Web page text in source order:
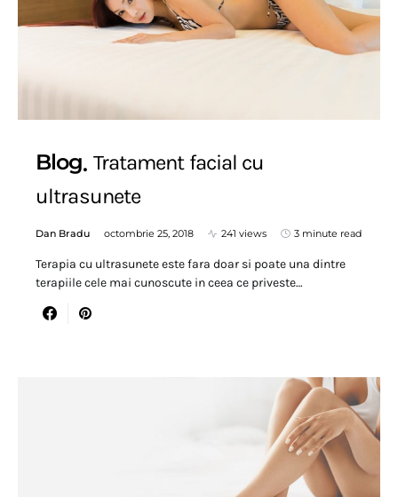
Blog Tratament facial cu
ultrasunete
Dan Bradu octombrie 25, 2018 241 views 3 minute read
Terapia cu ultrasunete este fara doar si poate una dintre
terapiile cele mai cunoscute in ceea ce priveste…